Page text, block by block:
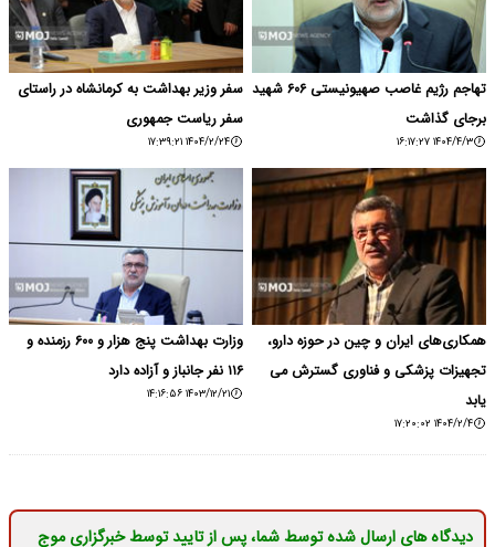
تهاجم رژیم غاصب صهیونیستی ۶۰۶ شهید
برجای گذاشت
۱۴۰۴/۴/۳ ۱۶:۱۷:۲۷
سفر وزیر بهداشت به کرمانشاه در راستای
سفر ریاست جمهوری
۱۴۰۴/۲/۲۴ ۱۷:۳۹:۲۱
همکاری‌های ایران و چین در حوزه دارو،
تجهیزات پزشکی و فناوری گسترش می
یابد
۱۴۰۴/۲/۴ ۱۷:۲۰:۰۲
وزارت بهداشت پنج هزار و ۶۰۰ رزمنده و
۱۱۶ نفر جانباز و آزاده دارد
۱۴۰۳/۱۲/۲۱ ۱۴:۱۶:۵۶
دیدگاه های ارسال شده توسط شما، پس از تایید توسط خبرگزاری موج